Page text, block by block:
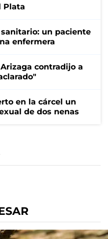
Plata
un paciente
enfermera
contradijo a
en la cárcel un
de dos nenas